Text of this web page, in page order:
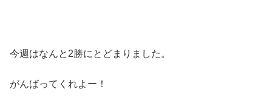
今週はなんと2勝にとどまりました。
がんばってくれよー！